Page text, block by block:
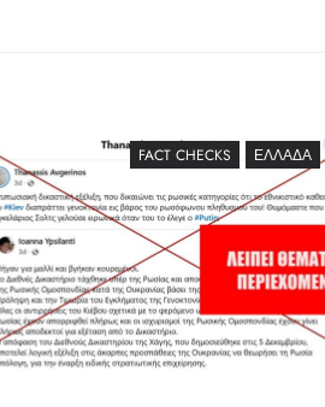
FACT CHECKS ΕΛΛΆΔΑ